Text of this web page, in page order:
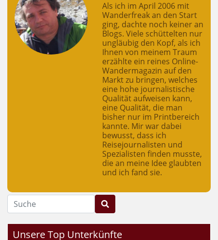
Als ich im April 2006 mit
Wanderfreak an den Start
ging, dachte noch keiner an
Blogs. Viele schüttelten nur
ungläubig den Kopf, als ich
Ihnen von meinem Traum
erzählte ein reines Online-
Wandermagazin auf den
Markt zu bringen, welches
eine hohe journalistische
Qualität aufweisen kann,
eine Qualität, die man
bisher nur im Printbereich
kannte. Mir war dabei
bewusst, dass ich
Reisejournalisten und
Spezialisten finden musste,
die an meine Idee glaubten
und ich fand sie.
Suche
Unsere Top Unterkünfte